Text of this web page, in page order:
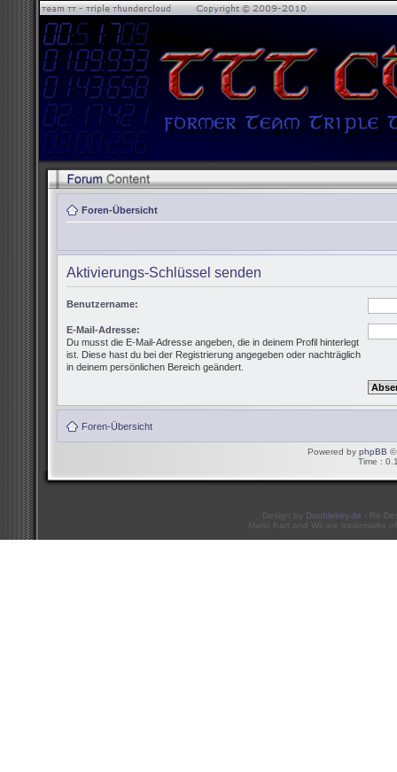
Foren-Übersicht
Aktivierungs-Schlüssel senden
Benutzername:
E-Mail-Adresse:
Du musst die E-Mail-Adresse angeben, die in deinem Profil hinterlegt
ist. Diese hast du bei der Registrierung angegeben oder nachträglich
in deinem persönlichen Bereich geändert.
Foren-Übersicht
Powered by phpBB ©
Time :
Design by Doublekey.de - Re-
Mario Kart and Wii are trademarks